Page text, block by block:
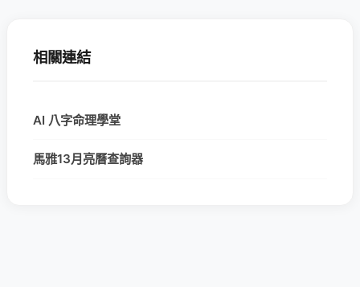
相關連結
AI 八字命理學堂
馬雅13月亮曆查詢器